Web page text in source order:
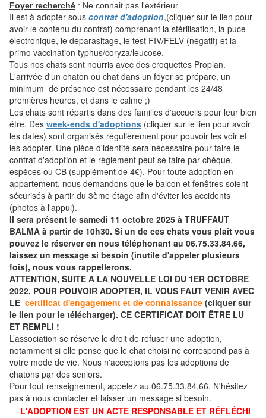
Foyer recherché : Ne connait pas l'extérieur.
Il est à adopter sous contrat d'adoption,(cliquer sur le lien pour
avoir le contenu du contrat) comprenant la stérilisation, la puce
électronique, le déparasitage, le test FIV/FELV (négatif) et la
primo vaccination typhus/coryza/leucose.
Tous nos chats sont nourris avec des croquettes Proplan.
L'arrivée d'un chaton ou chat dans un foyer se prépare, un
minimum de présence est nécessaire pendant les 24/48
premières heures, et dans le calme ;)
Les chats sont répartis dans des familles d'accueils pour leur bien
être. Des week-ends d'adoptions (cliquer sur le lien pour avoir
les dates) sont organisés régulièrement pour pouvoir les voir et
les adopter. Une pièce d'identité sera nécessaire pour faire le
contrat d'adoption et le règlement peut se faire par chèque,
espèces ou CB (supplément de 4€). Pour toute adoption en
appartement, nous demandons que le balcon et fenêtres soient
sécurisés à partir du 3ème étage afin d'éviter les accidents
(photos à l'appui).
Il sera présent le samedi 11 octobre 2025 à TRUFFAUT
BALMA à partir de 10h30. Si un de ces chats vous plait vous
pouvez le réserver en nous téléphonant au 06.75.33.84.66,
laissez un message si besoin (inutile d'appeler plusieurs
fois), nous vous rappellerons.
ATTENTION, SUITE A LA NOUVELLE LOI DU 1ER OCTOBRE
2022, POUR POUVOIR ADOPTER, IL VOUS FAUT VENIR AVEC
LE certificat d'engagement et de connaissance (cliquer sur
le lien pour le télécharger). CE CERTIFICAT DOIT ÊTRE LU
ET REMPLI !
L’association se réserve le droit de refuser une adoption,
notamment si elle pense que le chat choisi ne correspond pas à
votre mode de vie. Nous n'acceptons pas les adoptions de
chatons par des seniors.
Pour tout renseignement, appelez au 06.75.33.84.66. N'hésitez
pas à nous contacter et laisser un message si besoin.
L'ADOPTION EST UN ACTE RESPONSABLE ET RÉFLÉCHI